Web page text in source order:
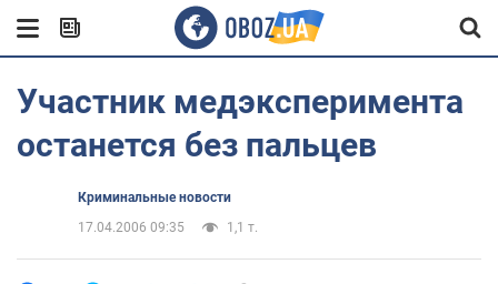
Участник медэксперимента
останется без пальцев
Криминальные новости
17.04.2006 09:35
1,1 т.